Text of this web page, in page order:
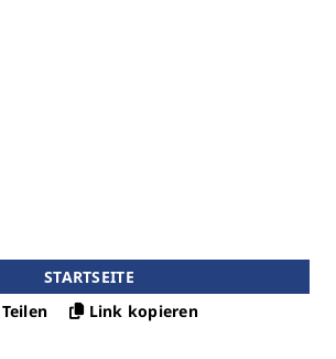
STARTSEITE
Teilen
Link kopieren